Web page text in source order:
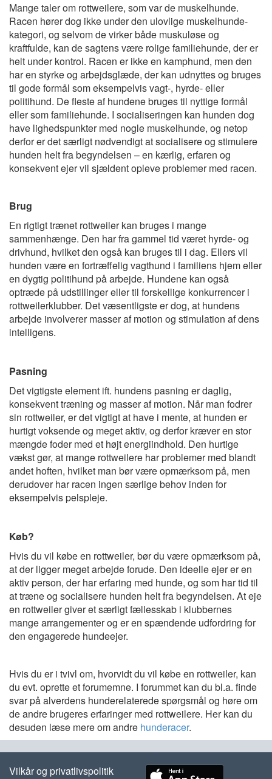
Mange taler om rottweilere, som var de muskelhunde.
Racen hører dog ikke under den ulovlige muskelhunde-
kategori, og selvom de virker både muskuløse og
kraftfulde, kan de sagtens være rolige familiehunde, der er
helt under kontrol. Racen er ikke en kamphund, men den
har en styrke og arbejdsglæde, der kan udnyttes og bruges
til gode formål som eksempelvis vagt-, hyrde- eller
politihund. De fleste af hundene bruges til nyttige formål
eller som familiehunde. I socialiseringen kan hunden dog
have lighedspunkter med nogle muskelhunde, og netop
derfor er det særligt nødvendigt at socialisere og stimulere
hunden helt fra begyndelsen – en kærlig, erfaren og
konsekvent ejer vil sjældent opleve problemer med racen.
Brug
En rigtigt trænet rottweiler kan bruges i mange
sammenhænge. Den har fra gammel tid været hyrde- og
drivhund, hvilket den også kan bruges til i dag. Ellers vil
hunden være en fortræffelig vagthund i familiens hjem eller
en dygtig politihund på arbejde. Hundene kan også
optræde på udstillinger eller til forskellige konkurrencer i
rottweilerklubber. Det væsentligste er dog, at hundens
arbejde involverer masser af motion og stimulation af dens
intelligens.
Pasning
Det vigtigste element ift. hundens pasning er daglig,
konsekvent træning og masser af motion. Når man fodrer
sin rottweiler, er det vigtigt at have i mente, at hunden er
hurtigt voksende og meget aktiv, og derfor kræver en stor
mængde foder med et højt energiindhold. Den hurtige
vækst gør, at mange rottweilere har problemer med blandt
andet hoften, hvilket man bør være opmærksom på, men
derudover har racen ingen særlige behov inden for
eksempelvis pelspleje.
Køb?
Hvis du vil købe en rottweiler, bør du være opmærksom på,
at der ligger meget arbejde forude. Den ideelle ejer er en
aktiv person, der har erfaring med hunde, og som har tid til
at træne og socialisere hunden helt fra begyndelsen. At eje
en rottweiler giver et særligt fællesskab i klubbernes
mange arrangementer og er en spændende udfordring for
den engagerede hundeejer.
Hvis du er i tvivl om, hvorvidt du vil købe en rottweiler, kan
du evt. oprette et forumemne. I forummet kan du bl.a. finde
svar på alverdens hunderelaterede spørgsmål og høre om
de andre brugeres erfaringer med rottweilere. Her kan du
desuden læse mere om andre hunderacer.
Vilkår og privatlivspolitik